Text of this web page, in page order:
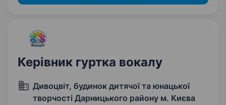
Керівник гуртка вокалу
Дивоцвіт, будинок дитячої та юнацької
творчості Дарницького району м. Києва